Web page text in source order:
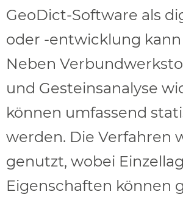
GeoDict-Software als
oder -entwicklung
Neben
und Gesteinsanalyse
können umfassend
werden. Die Verfahren
genutzt, wobei
Eigenschaften können